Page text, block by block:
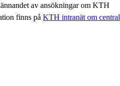
av ansökningar om KTH
finns på KTH intranät om central